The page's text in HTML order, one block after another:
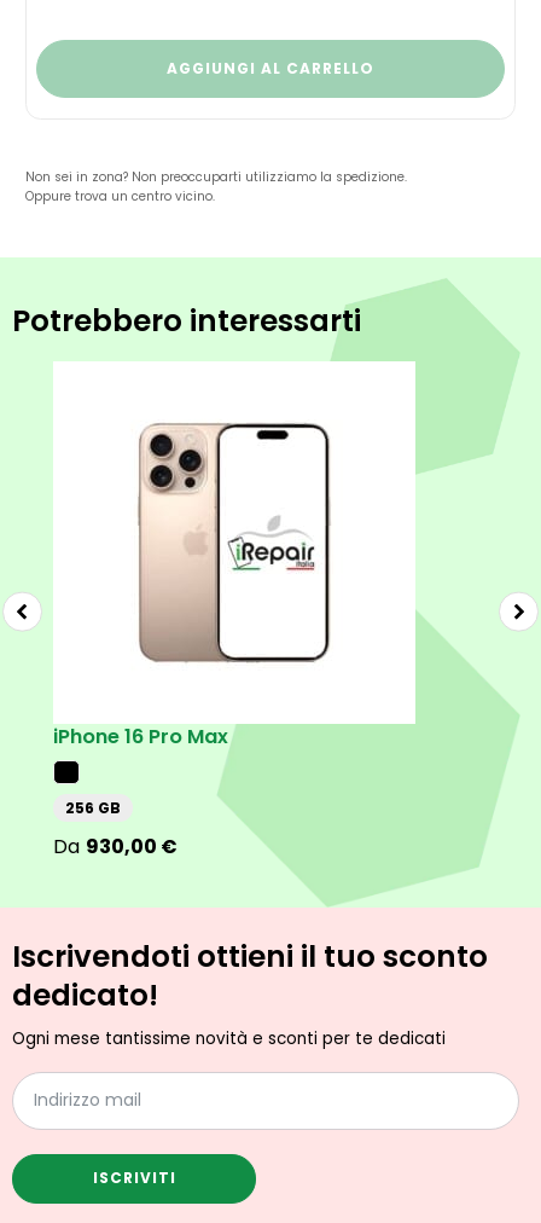
AGGIUNGI AL CARRELLO
Non sei in zona? Non preoccuparti utilizziamo la spedizione.
Oppure trova un centro vicino.
Potrebbero interessarti
iPhone 16 Pro Max
256 GB
930,00 €
Iscrivendoti ottieni il tuo sconto
dedicato!
Ogni mese tantissime novità e sconti per te dedicati
ISCRIVITI